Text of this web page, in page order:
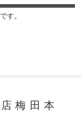
す。
梅田本